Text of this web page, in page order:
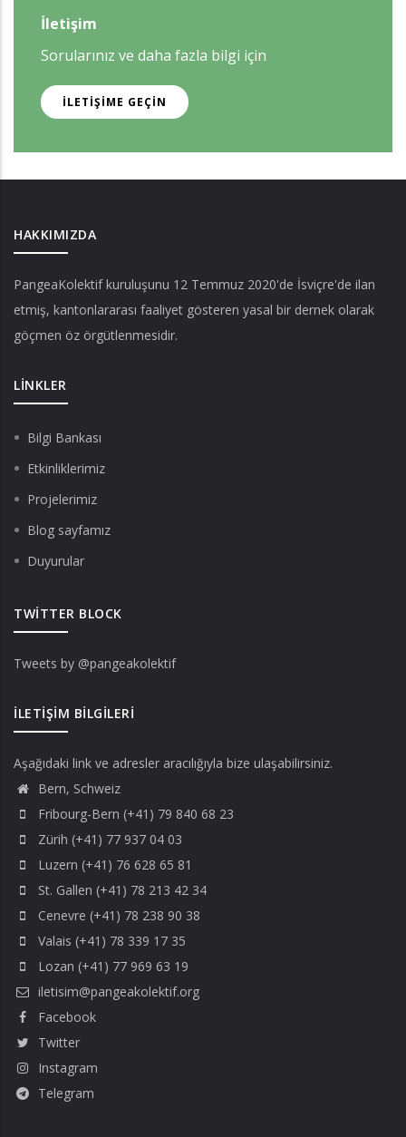
İletişim
Sorularınız ve daha fazla bilgi için
İLETIŞIME GEÇIN
HAKKIMIZDA
PangeaKolektifkuruluşunu 12 Temmuz 2020'de İsviçre'de ilan
etmiş, kantonlararası faaliyet gösteren yasal bir dernek olarak
göçmen öz örgütlenmesidir.
LINKLER
Bilgi Bankası
Etkinliklerimiz
Projelerimiz
Blog sayfamız
Duyurular
TWITTER BLOCK
Tweets by @pangeakolektif
İLETIŞIM BILGILERI
Aşağıdaki link ve adresler aracılığıyla bize ulaşabilirsiniz.
Bern, Schweiz
Fribourg-Bern (+41) 79 840 68 23
Zürih (+41) 77 937 04 03
Luzern (+41) 76 628 65 81
St. Gallen (+41) 78 213 42 34
Cenevre (+41) 78 238 90 38
Valais (+41) 78 339 17 35
Lozan (+41) 77 969 63 19
iletisim@pangeakolektif.org
Facebook
Twitter
Instagram
Telegram